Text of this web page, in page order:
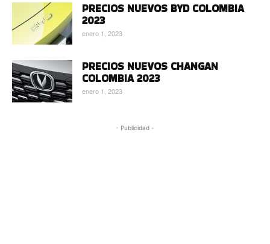
PRECIOS NUEVOS BYD COLOMBIA
2023
enero 1, 2023
PRECIOS NUEVOS CHANGAN
COLOMBIA 2023
enero 1, 2023
- Publicidad -